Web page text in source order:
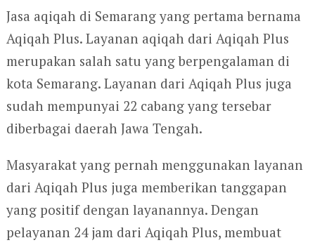
Jasa aqiqah di Semarang yang pertama bernama
Aqiqah Plus. Layanan aqiqah dari Aqiqah Plus
merupakan salah satu yang berpengalaman di
kota Semarang. Layanan dari Aqiqah Plus juga
sudah mempunyai 22 cabang yang tersebar
diberbagai daerah Jawa Tengah.
Masyarakat yang pernah menggunakan layanan
dari Aqiqah Plus juga memberikan tanggapan
yang positif dengan layanannya. Dengan
pelayanan 24 jam dari Aqiqah Plus, membuat